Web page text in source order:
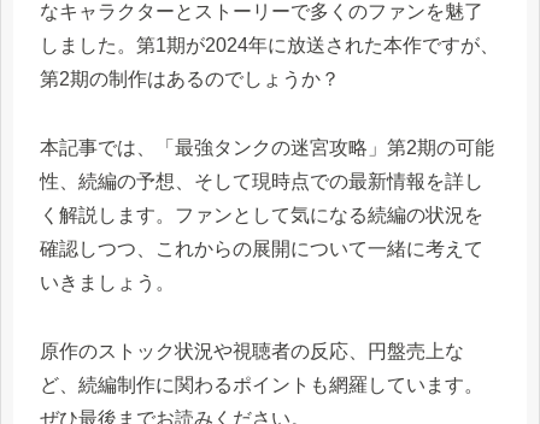
なキャラクターとストーリーで多くのファンを魅了
しました。第1期が2024年に放送された本作ですが、
第2期の制作はあるのでしょうか？
本記事では、「最強タンクの迷宮攻略」第2期の可能
性、続編の予想、そして現時点での最新情報を詳し
く解説します。ファンとして気になる続編の状況を
確認しつつ、これからの展開について一緒に考えて
いきましょう。
原作のストック状況や視聴者の反応、円盤売上な
ど、続編制作に関わるポイントも網羅しています。
ぜひ最後までお読みください。